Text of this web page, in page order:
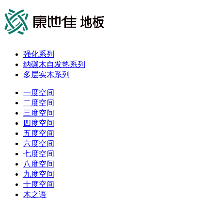
强化系列
纳碳木自发热系列
多层实木系列
一度空间
二度空间
三度空间
四度空间
五度空间
六度空间
七度空间
八度空间
九度空间
十度空间
木之语